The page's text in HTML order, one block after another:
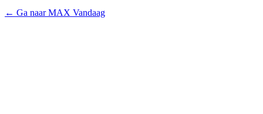
← Ga naar MAX Vandaag